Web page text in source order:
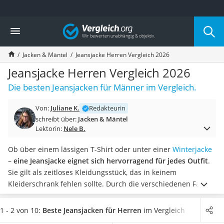
Die beliebtesten Vergleiche nach Kategorie
Mode
Boxershorts
Cellulite-Leggings
Herrensocken
Polarisierte Sonnenbrille
Hausschuhe Herren
Suunto-Uhr
Überzieh-Sonnenbrille
Sneaker Herren
Geldbörse Herren
Knirps-Regenschirm
Periodenunterwäsche
RFID-Schutzkarte
Motorradbrillen
Vergleich
Jacken & Mäntel Jeansjacke Herren Vergleich 2026
Jeansjacke Herren Vergleich 2026
Die besten Jeansjacken für Männer im Vergleich.
Von: Juliane K.
Redakteurin
schreibt über: Jacken & Mäntel
Lektorin: Nele B.
Ob über einem lässigen T-Shirt oder unter einer Winterjacke
– eine Jeansjacke eignet sich hervorragend für jedes Outfit.
Sie gilt als zeitloses Kleidungsstück, das in keinem
Kleiderschrank fehlen sollte. Durch die verschiedenen Farben
und Größen lassen sich die Jeansjacken je nach Style
anpassen. Wie mehrere Tests im Internet zeigen, sorgt der
1 - 2 von 10: Beste Jeansjacken für Herren im Vergleich